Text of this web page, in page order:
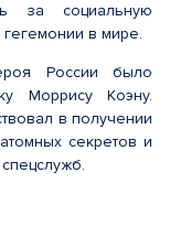
за социальную
в мире.
России было
Моррису Коэну.
в получении
секретов и